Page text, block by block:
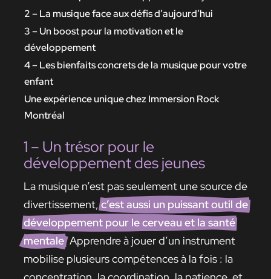
2 – La musique face aux défis d’aujourd’hui
3 – Un boost pour la motivation et le
développement
4 – Les bienfaits concrets de la musique pour votre
enfant
Une expérience unique chez Immersion Rock
Montréal
1 – Un trésor pour le
développement des jeunes
La musique n’est pas seulement une source de
divertissement,c’est aussi un puissant outil de
développement pour le cerveau et la santé
mentale. Apprendre à jouer d’un instrument
mobilise plusieurs compétences à la fois : la